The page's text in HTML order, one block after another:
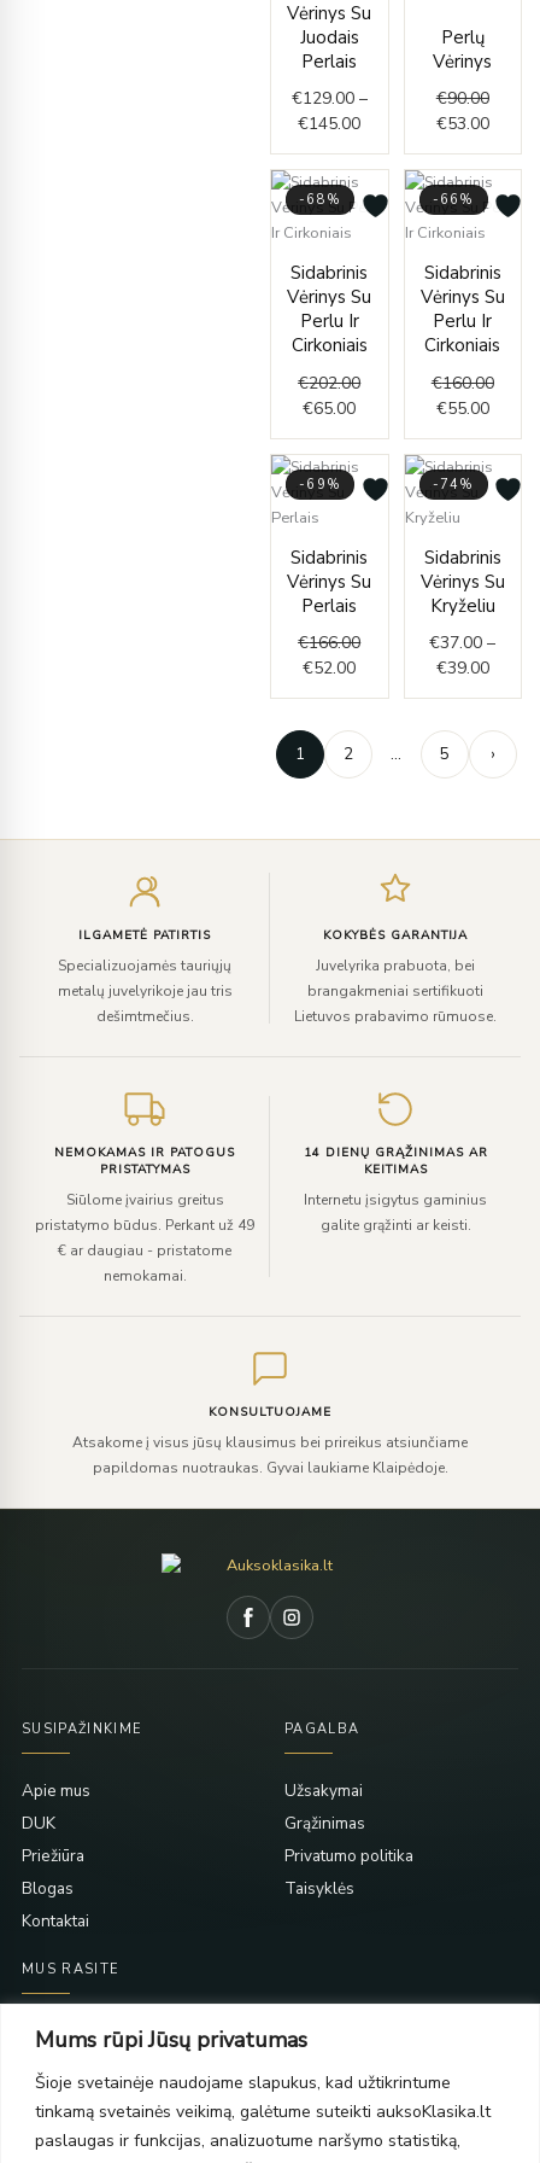
Mums rūpi Jūsų privatumas
Šioje svetainėje naudojame slapukus, kad užtikrintume
tinkamą svetainės veikimą, galėtume suteikti auksoKlasika.lt
paslaugas ir funkcijas, analizuotume naršymo statistiką,
Vėrinys Su
Juodais
Perlais
€129.00 –
€145.00
€129.00
Perlų
Vėrinys
€90.00
€53.00
-68%
Sidabrinis
Vėrinys Su
Perlu Ir
Cirkoniais
€202.00
price
was:
€65.00
price
is:
€65.00.
-66%
Sidabrinis
Vėrinys Su
Perlu Ir
Cirkoniais
€160.00
price
was:
€55.00
price
is:
-69%
Sidabrinis
Vėrinys Su
Perlais
€166.00
price
was:
€52.00
price
is:
€52.00.
-74%
Sidabrinis
Vėrinys Su
Kryželiu
€37.00 –
€39.00
range:
€37.00
€39.00
1 2 … 5 ›
ILGAMETĖ PATIRTIS
Specializuojamės tauriųjų
metalų juvelyrikoje jau tris
dešimtmečius.
KOKYBĖS GARANTIJA
Juvelyrika prabuota, bei
brangakmeniai sertifikuoti
Lietuvos prabavimo rūmuose.
NEMOKAMAS IR PATOGUS
PRISTATYMAS
Siūlome įvairius greitus
pristatymo būdus. Perkant už 49
€ ar daugiau - pristatome
nemokamai.
14 DIENŲ GRĄŽINIMAS AR
KEITIMAS
Internetu įsigytus gaminius
galite grąžinti ar keisti.
KONSULTUOJAME
Atsakome į visus jūsų klausimus bei prireikus atsiunčiame
papildomas nuotraukas. Gyvai laukiame Klaipėdoje.
SUSIPAŽINKIME
Apie mus
DUK
Priežiūra
Blogas
Kontaktai
PAGALBA
Užsakymai
Grąžinimas
Privatumo politika
Taisyklės
MUS RASITE
Taikos pr. 139
PC Molas, Klaipėda
Taikos pr. 141
PC BIG 2, Klaipėda
Šilutės pl. 35
PC Banginis, Klaipėda